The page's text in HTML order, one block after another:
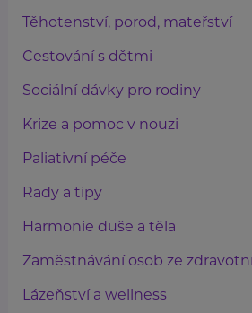
Těhotenství, porod, mateřství
Cestování s dětmi
Sociální dávky pro rodiny
Krize a pomoc v nouzi
Paliativní péče
Rady a tipy
Harmonie duše a těla
Zaměstnávání osob ze
Lázeňství a wellness